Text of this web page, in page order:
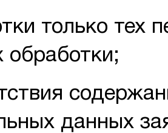
только тех
обработки;
данных